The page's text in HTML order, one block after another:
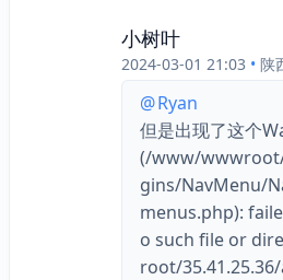
小树叶
2024-03-01 21:03 • 陕
@Ryan
但是出现了这个
(/www/
gins/NavMenu/
menus.php):
o such file or
root/